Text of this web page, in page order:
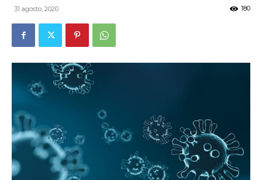
31 agosto, 2020 180